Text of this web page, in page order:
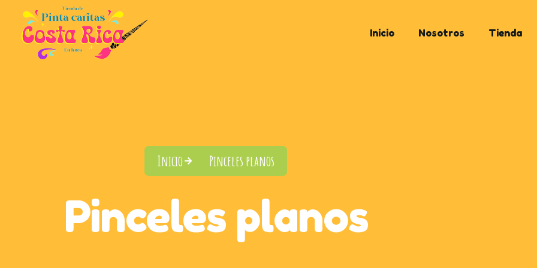
Inicio Nosotros Tienda
Inicio Pinceles planos
Pinceles planos